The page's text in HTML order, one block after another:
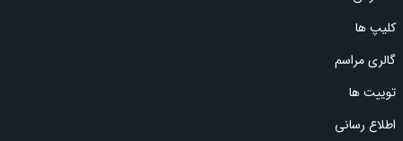
کلیپ ها
گالری مراسم
توییت ها
اطلاع رسانی